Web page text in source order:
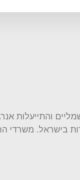
והתייעלות
בישראל.